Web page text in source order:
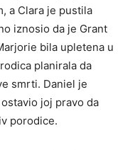
a Clara je pustila
iznosio da je Grant
bila upletena u
planirala da
smrti. Daniel je
joj pravo da
porodice.